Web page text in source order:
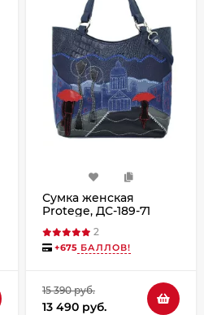
Сумка женская
Protege, ДС-189-71
2
+675 БАЛЛОВ!
15 390 руб.
13 490 руб.